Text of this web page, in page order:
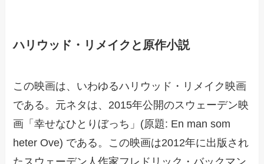
ハリウッド・リメイクと原作小説
この映画は、いわゆるハリウッド・リメイク映画
である。元ネタは、2015年公開のスウェーデン映
画「幸せなひとりぼっち」(原題: En man som
heter Ove) である。この映画は2012年に出版され
たスウェーデン人作家フレドリック・バックマン